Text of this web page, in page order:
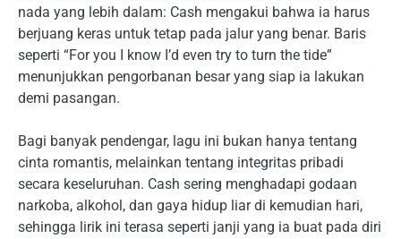
nada yang lebih dalam: Cash mengakui bahwa ia harus
berjuang keras untuk tetap pada jalur yang benar. Baris
seperti “For you I know I’d even try to turn the tide”
menunjukkan pengorbanan besar yang siap ia lakukan
demi pasangan.
Bagi banyak pendengar, lagu ini bukan hanya tentang
cinta romantis, melainkan tentang integritas pribadi
secara keseluruhan. Cash sering menghadapi godaan
narkoba, alkohol, dan gaya hidup liar di kemudian hari,
sehingga lirik ini terasa seperti janji yang ia buat pada diri